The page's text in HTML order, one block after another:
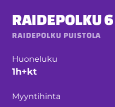
RAIDEPOLKU
RAIDEPOLKU PUISTOLA
Huoneluku
1h+kt
Myyntihinta